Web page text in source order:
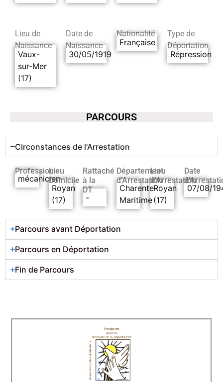
Lieu de
Naissance
Vaux-
sur-Mer
(17)
Date de
Naissance
30/05/1919
Nationalité
Française
Type de
Déportation
Répression
PARCOURS
Circonstances de l'Arrestation
Profession
mécanicien
Lieu
Domicile
Royan
(17)
Rattaché
à la
DT
-
Département
d’Arrestation
Charente-
Maritime
Lieu
d’Arrestation
Royan
(17)
Date
07/08/
Parcours avant Déportation
Parcours en Déportation
Fin de Parcours